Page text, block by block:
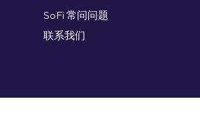
SoFi 常问问题
联系我们